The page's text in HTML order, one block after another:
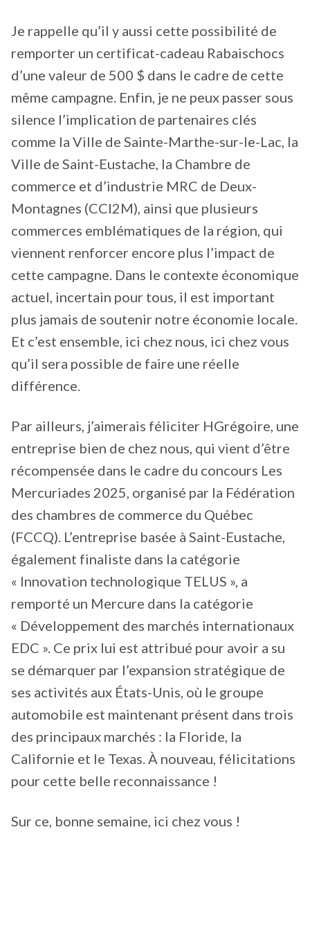
Je rappelle qu’il y aussi cette possibilité de
remporter un certificat-cadeau Rabaischocs
d’une valeur de 500 $ dans le cadre de cette
même campagne. Enfin, je ne peux passer sous
silence l’implication de partenaires clés
comme la Ville de Sainte-Marthe-sur-le-Lac, la
Ville de Saint-Eustache, la Chambre de
commerce et d’industrie MRC de Deux-
Montagnes (CCI2M), ainsi que plusieurs
commerces emblématiques de la région, qui
viennent renforcer encore plus l’impact de
cette campagne. Dans le contexte économique
actuel, incertain pour tous, il est important
plus jamais de soutenir notre économie locale.
Et c’est ensemble, ici chez nous, ici chez vous
qu’il sera possible de faire une réelle
différence.
Par ailleurs, j’aimerais féliciter HGrégoire, une
entreprise bien de chez nous, qui vient d’être
récompensée dans le cadre du concours Les
Mercuriades 2025, organisé par la Fédération
des chambres de commerce du Québec
(FCCQ). L’entreprise basée à Saint-Eustache,
également finaliste dans la catégorie
« Innovation technologique TELUS », a
remporté un Mercure dans la catégorie
« Développement des marchés internationaux
EDC ». Ce prix lui est attribué pour avoir a su
se démarquer par l’expansion stratégique de
ses activités aux États-Unis, où le groupe
automobile est maintenant présent dans trois
des principaux marchés : la Floride, la
Californie et le Texas. À nouveau, félicitations
pour cette belle reconnaissance !
Sur ce, bonne semaine, ici chez vous !